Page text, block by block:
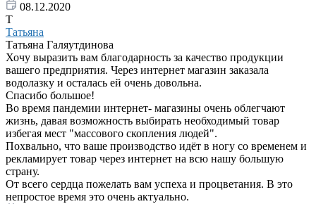
08.12.2020
Т
Татьяна
Татьяна Галяутдинова
Хочу выразить вам благодарность за качество продукции
вашего предприятия. Через интернет магазин заказала
водолазку и осталась ей очень довольна.
Спасибо большое!
Во время пандемии интернет- магазины очень облегчают
жизнь, давая возможность выбирать необходимый товар
избегая мест "массового скопления людей".
Похвально, что ваше производство идёт в ногу со временем и
рекламирует товар через интернет на всю нашу большую
страну.
От всего сердца пожелать вам успеха и процветания. В это
непростое время это очень актуально.